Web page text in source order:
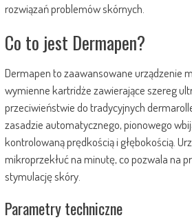
rozwiązań problemów skórnych.
Co to jest Dermapen?
Dermapen to zaawansowane urządzenie
wymienne kartridże zawierające szereg
przeciwieństwie do tradycyjnych
zasadzie automatycznego, pionowego
kontrolowaną prędkością i głębokością.
mikroprzekłuć na minutę, co pozwala na
stymulację skóry.
Parametry techniczne